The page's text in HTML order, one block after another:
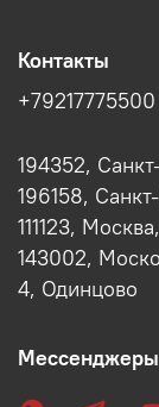
Контакты
194352,
196158,
111123,
143002,
4, Одинцово
Мессенджеры